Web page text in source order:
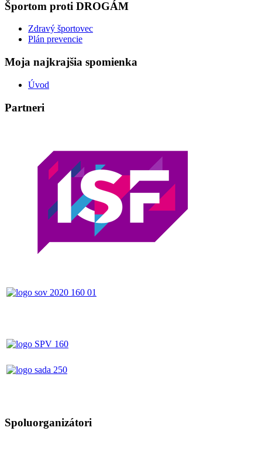
Športom proti DROGÁM
Zdravý športovec
Plán prevencie
Moja najkrajšia spomienka
Úvod
Partneri
Spoluorganizátori